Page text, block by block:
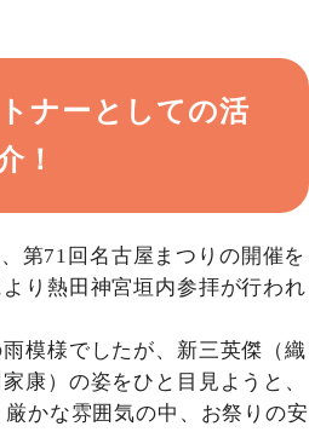
ナーとしての活
！
第71回名古屋まつりの開催を
り熱⽥神宮垣内参拝が⾏われ
模様でしたが、新三英傑（織
康）の姿をひと⽬⾒ようと、
かな雰囲気の中、お祭りの安